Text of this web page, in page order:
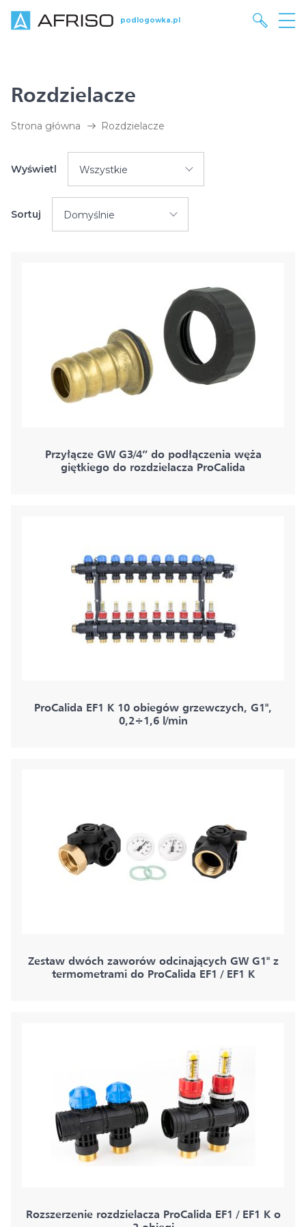
podlogowka.pl
Rozdzielacze
Strona główna Rozdzielacze
Wyświetl Wszystkie
Sortuj Domyślnie
Przyłącze GW G3/4” do podłączenia węża
giętkiego do rozdzielacza ProCalida
ProCalida EF1 K 10 obiegów grzewczych, G1",
0,2÷1,6 l/min
Zestaw dwóch zaworów odcinających GW G1" z
termometrami do ProCalida EF1 / EF1 K
Rozszerzenie rozdzielacza ProCalida EF1 / EF1 K o